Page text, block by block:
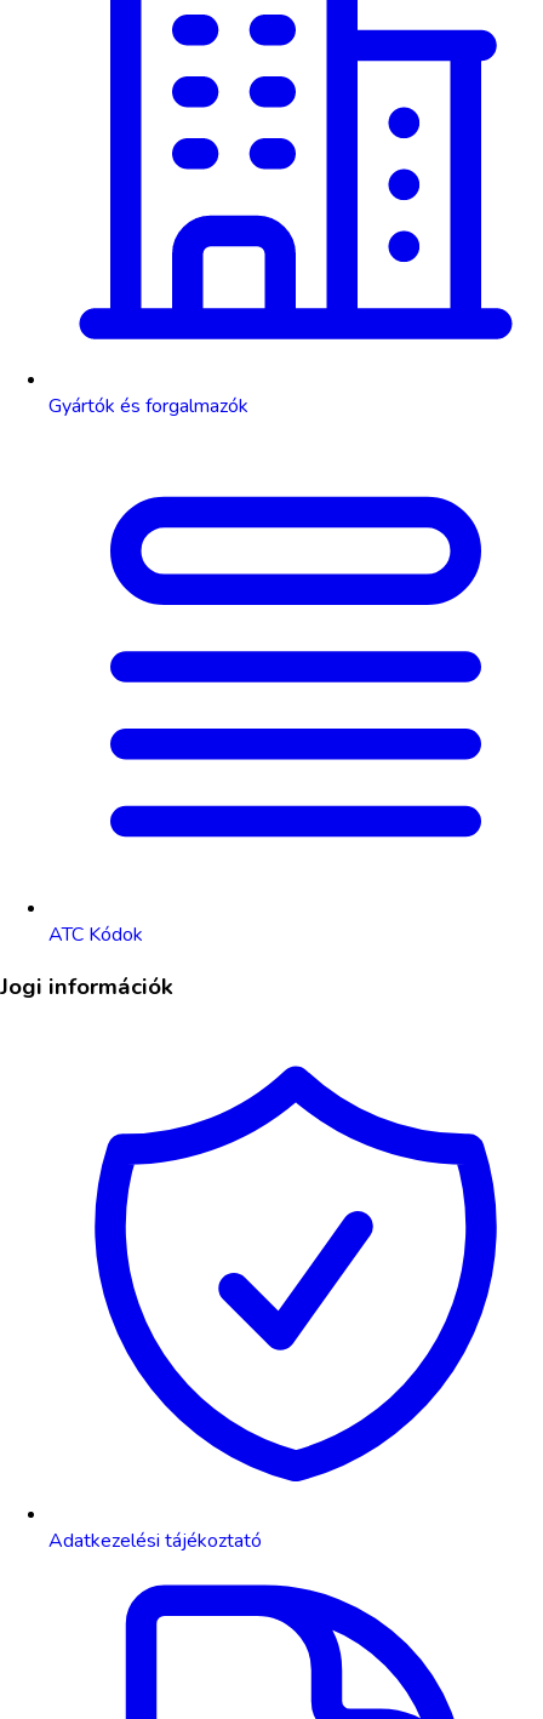
Gyártók és forgalmazók
ATC Kódok
Jogi információk
Adatkezelési tájékoztató